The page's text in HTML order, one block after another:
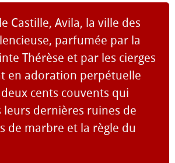
Castille, Avila, la ville des
parfumée par la
Thérèse et par les cierges
en adoration perpétuelle
cents couvents qui
dernières ruines de
de marbre et la règle du